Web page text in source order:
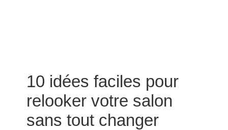
10 idées faciles pour
relooker votre salon
sans tout changer